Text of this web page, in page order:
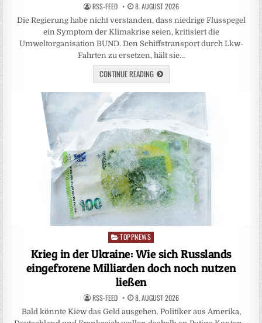
RSS-FEED 8. AUGUST 2026
Die Regierung habe nicht verstanden, dass niedrige Flusspegel
ein Symptom der Klimakrise seien, kritisiert die
Umweltorganisation BUND. Den Schiffstransport durch Lkw-
Fahrten zu ersetzen, hält sie…
CONTINUE READING
Posted
TOPPNEWS
Krieg in der Ukraine: Wie sich Russlands
eingefrorene Milliarden doch noch nutzen
ließen
RSS-FEED 8. AUGUST 2026
Bald könnte Kiew das Geld ausgehen. Politiker aus Amerika,